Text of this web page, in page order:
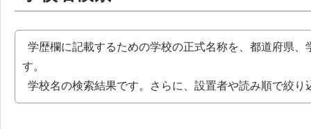
学歴欄に記載するための学校の正式名称を、都道府県
す。
学校名の検索結果です。さらに、設置者や読み順で絞り